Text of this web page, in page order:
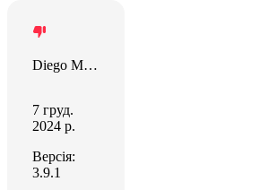
Diego Moreano Merino
7 груд.
2024 р.
Версія:
3.9.1